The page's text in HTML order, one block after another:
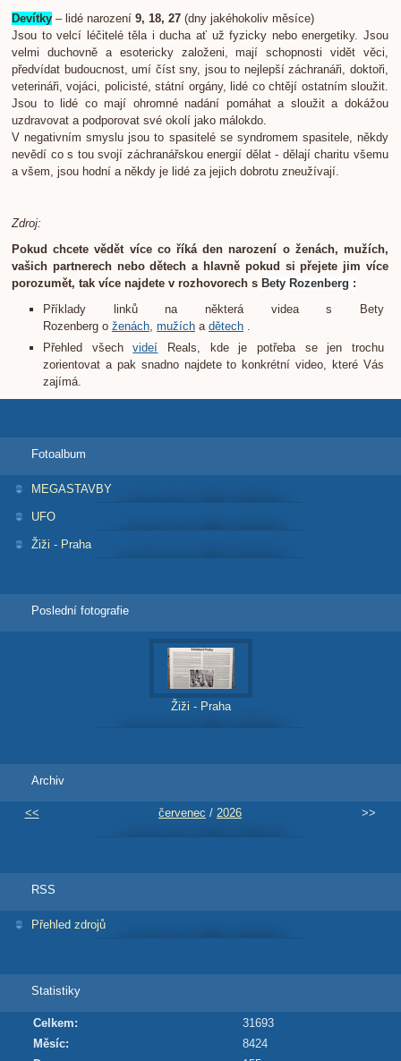
Devítky – lidé narození 9, 18, 27 (dny jakéhokoliv měsíce)
Jsou to velcí léčitelé těla i ducha ať už fyzicky nebo energetiky. Jsou
velmi duchovně a esotericky založeni, mají schopnosti vidět věci,
předvídat budoucnost, umí číst sny, jsou to nejlepší záchranáři, doktoři,
veterináři, vojáci, policisté, státní orgány, lidé co chtějí ostatním sloužit.
Jsou to lidé co mají ohromné nadání pomáhat a sloužit a dokážou
uzdravovat a podporovat své okolí jako málokdo.
V negativním smyslu jsou to spasitelé se syndromem spasitele, někdy
nevědí co s tou svojí záchranářskou energií dělat - dělají charitu všemu
a všem, jsou hodní a někdy je lidé za jejich dobrotu zneužívají.
Zdroj:
Pokud chcete vědět více co říká den narození o ženách, mužích,
vašich partnerech nebo dětech a hlavně pokud si přejete jim více
porozumět, tak více najdete v rozhovorech s Bety Rozenberg :
Příklady linků na některá videa s Bety
Rozenberg o ženách, mužích a dětech .
Přehled všechvideí Reals, kde je potřeba se jen trochu
zorientovat a pak snadno najdete to konkrétní video, které Vás
zajímá.
Fotoalbum
MEGASTAVBY
UFO
Žiži - Praha
Poslední fotografie
Žiži - Praha
Archiv
<< červenec / 2026 >>
RSS
Přehled zdrojů
Statistiky
Celkem:
31693
Měsíc:
8424